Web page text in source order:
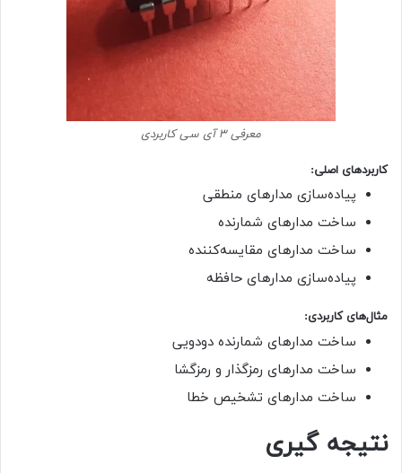
معرفی ۳ آی سی کاربردی
کاربردهای اصلی:
پیاده‌سازی مدارهای منطقی
ساخت مدارهای شمارنده
ساخت مدارهای مقایسه‌کننده
پیاده‌سازی مدارهای حافظه
مثال‌های کاربردی:
ساخت مدارهای شمارنده دودویی
ساخت مدارهای رمزگذار و رمزگشا
ساخت مدارهای تشخیص خطا
نتیجه گیری